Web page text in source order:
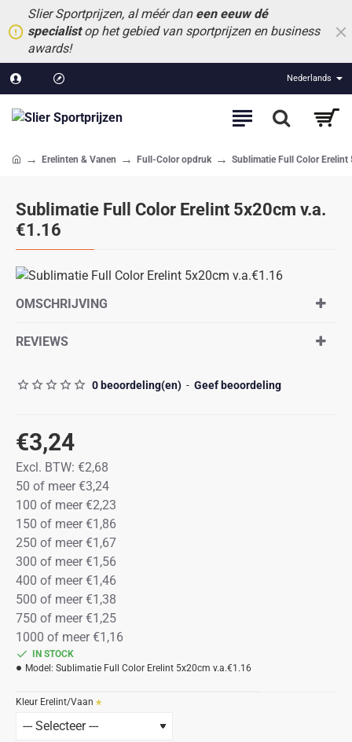
Slier Sportprijzen, al méér dan een eeuw dé
specialistop het gebied van sportprijzen en business
awards!
Nederlands
Sublimatie Full Color Erelint 5x20cm v.a.
€1.16
Erelinten & Vanen Full-Color opdruk Sublimatie Full Color Erelint
OMSCHRIJVING
REVIEWS
0 beoordeling(en) - Geef beoordeling
€3,24
Excl. BTW: €2,68
50 of meer €3,24
100 of meer €2,23
150 of meer €1,86
250 of meer €1,67
300 of meer €1,56
400 of meer €1,46
500 of meer €1,38
750 of meer €1,25
1000 of meer €1,16
IN STOCK
Model: Sublimatie Full Color Erelint 5x20cm v.a.€1.16
Kleur Erelint/Vaan